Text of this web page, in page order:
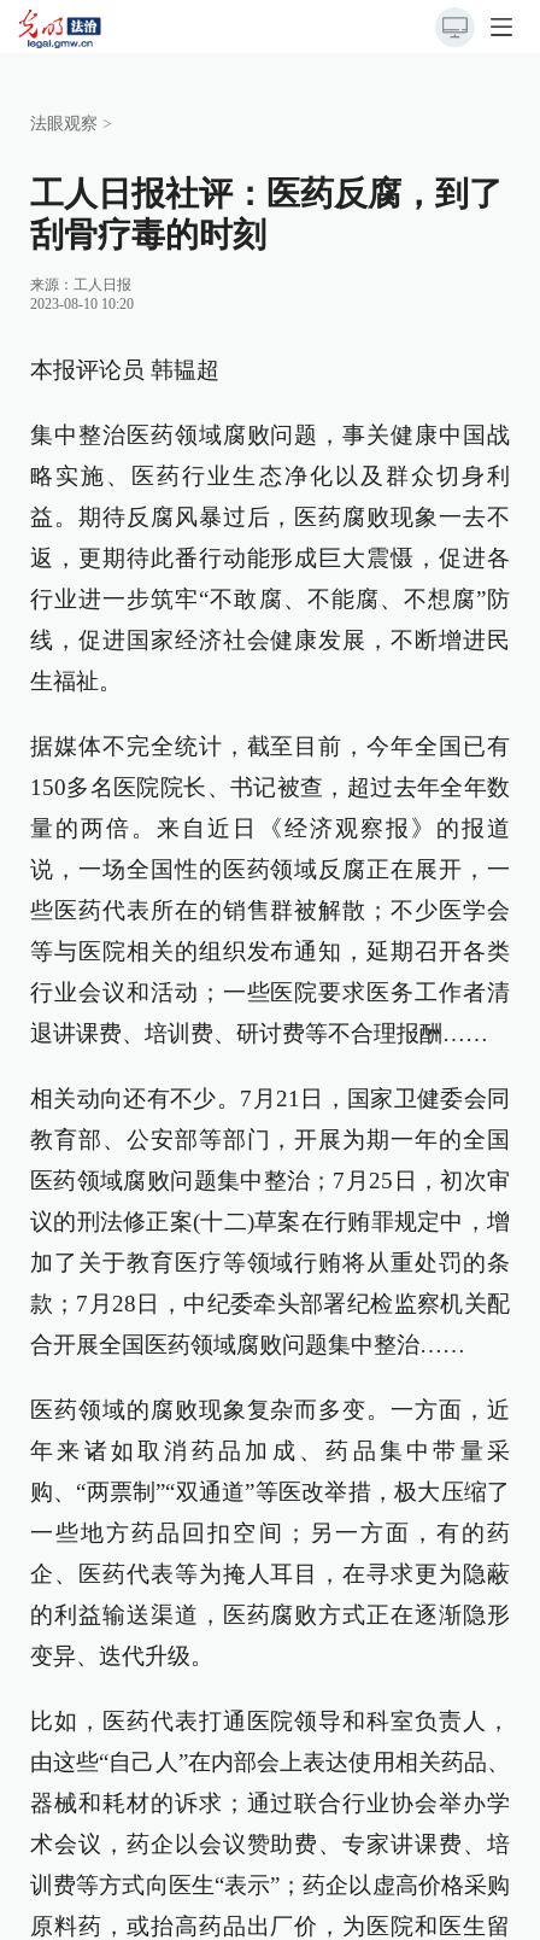
法眼观察 >
工人日报社评：医药反腐，到了
刮骨疗毒的时刻
来源： 工人日报
2023-08-10 10:20
本报评论员 韩韫超
集中整治医药领域腐败问题，事关健康中国战
略实施、医药行业生态净化以及群众切身利
益。期待反腐风暴过后，医药腐败现象一去不
返，更期待此番行动能形成巨大震慑，促进各
行业进一步筑牢“不敢腐、不能腐、不想腐”防
线，促进国家经济社会健康发展，不断增进民
生福祉。
据媒体不完全统计，截至目前，今年全国已有
150多名医院院长、书记被查，超过去年全年数
量的两倍。来自近日《经济观察报》的报道
说，一场全国性的医药领域反腐正在展开，一
些医药代表所在的销售群被解散；不少医学会
等与医院相关的组织发布通知，延期召开各类
行业会议和活动；一些医院要求医务工作者清
退讲课费、培训费、研讨费等不合理报酬……
相关动向还有不少。7月21日，国家卫健委会同
教育部、公安部等部门，开展为期一年的全国
医药领域腐败问题集中整治；7月25日，初次审
议的刑法修正案(十二)草案在行贿罪规定中，增
加了关于教育医疗等领域行贿将从重处罚的条
款；7月28日，中纪委牵头部署纪检监察机关配
合开展全国医药领域腐败问题集中整治……
医药领域的腐败现象复杂而多变。一方面，近
年来诸如取消药品加成、药品集中带量采
购、“两票制”“双通道”等医改举措，极大压缩了
一些地方药品回扣空间；另一方面，有的药
企、医药代表等为掩人耳目，在寻求更为隐蔽
的利益输送渠道，医药腐败方式正在逐渐隐形
变异、迭代升级。
比如，医药代表打通医院领导和科室负责人，
由这些“自己人”在内部会上表达使用相关药品、
器械和耗材的诉求；通过联合行业协会举办学
术会议，药企以会议赞助费、专家讲课费、培
训费等方式向医生“表示”；药企以虚高价格采购
原料药，或抬高药品出厂价，为医院和医生留